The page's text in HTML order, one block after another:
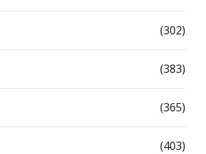
(302)
(383)
(365)
(403)